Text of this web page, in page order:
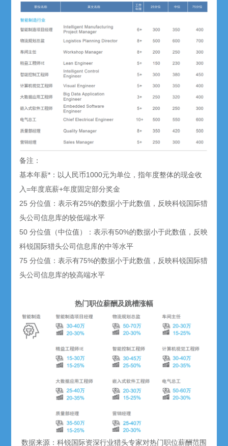
备注：
基本年薪*：以人民币1000元为单位，指年度整体的现金收
入=年度底薪+年度固定部分奖金
25 分位值：表示有25%的数据小于此数值，反映科锐国际猎
头公司信息库的较低端水平
50 分位值（中位值）：表示有50%的数据小于此数值，反映
科锐国际猎头公司信息库的中等水平
75 分位值：表示有75%的数据小于此数值，反映科锐国际猎
头公司信息库的较高端水平
热门职位薪酬及跳槽涨幅
数据来源：科锐国际资深行业猎头专家对热门职位薪酬范围